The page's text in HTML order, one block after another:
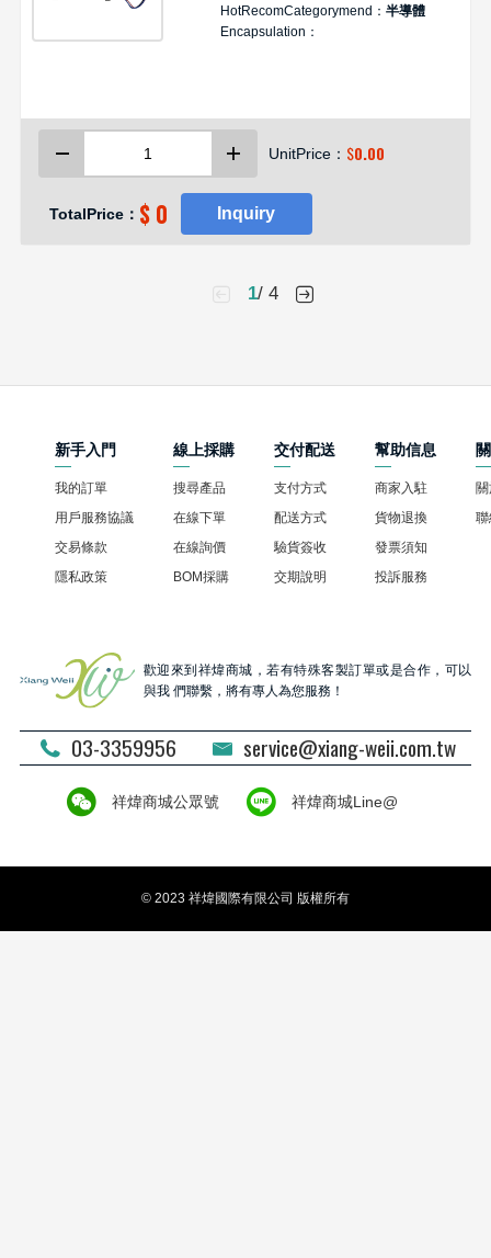
HotRecomCategorymend： 半導體
Encapsulation：
UnitPrice： $0.00
TotalPrice： $ 0 Inquiry
1/ 4
新手入門
我的訂單
用戶服務協議
交易條款
隱私政策
線上採購
搜尋產品
在線下單
在線詢價
BOM採購
交付配送
支付方式
配送方式
驗貨簽收
交期說明
幫助信息
商家入駐
貨物退換
發票須知
投訴服務
歡迎來到祥煒商城，若有特殊客製訂單或是合作，可以
與我 們聯繫，將有專人為您服務！
03-3359956 service@xiang-weii.com.tw
祥煒商城公眾號 祥煒商城Line@
© 2023 祥煒國際有限公司 版權所有